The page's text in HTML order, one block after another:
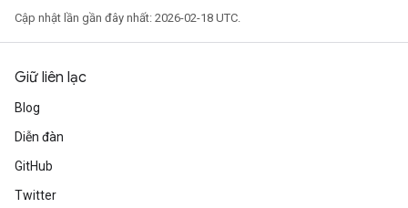
Cập nhật lần gần đây nhất: 2026-02-18 UTC.
Giữ liên lạc
Blog
Diễn đàn
GitHub
Twitter